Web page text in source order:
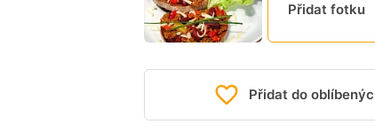
Přidat fotku
Přidat do